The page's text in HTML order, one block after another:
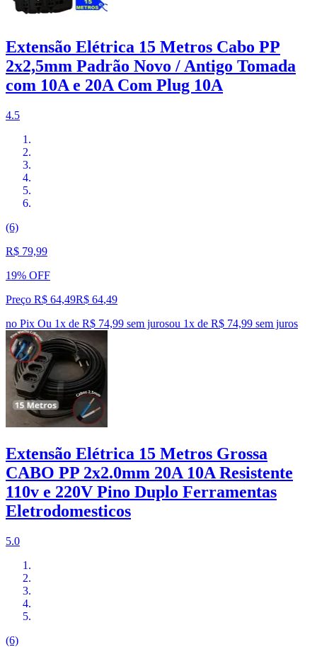
Extensão Elétrica 15 Metros Cabo PP
2x2,5mm Padrão Novo / Antigo Tomada
com 10A e 20A Com Plug 10A
4.5
(6)
R$ 79,99
19% OFF
Preço R$ 64,49R$ 64,49
no Pix Ou 1x de R$ 74,99 sem jurosou 1x de R$ 74,99 sem juros
Extensão Elétrica 15 Metros Grossa
CABO PP 2x2.0mm 20A 10A Resistente
110v e 220V Pino Duplo Ferramentas
Eletrodomesticos
5.0
(6)